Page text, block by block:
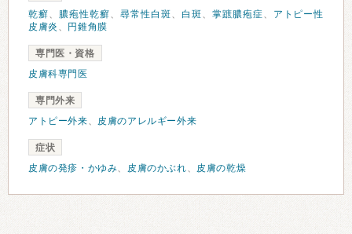
乾癬、 膿疱性乾癬、 尋常性白斑、 白斑、 掌蹠膿疱症、
アトピー性
皮膚炎 、 円錐角膜
専門医・資格
皮膚科専門医
専門外来
アトピー外来、 皮膚のアレルギー外来
症状
皮膚の発疹・かゆみ、 皮膚のかぶれ、 皮膚の乾燥